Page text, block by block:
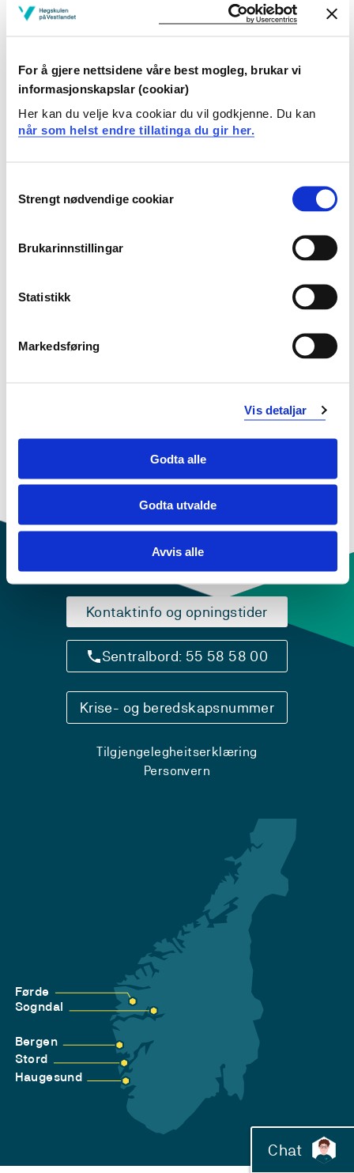
For å gjere nettsidene våre best mogleg, brukar vi
informasjonskapslar (cookiar)
Her kan du velje kva cookiar du vil godkjenne. Du kan
når som helst endre tillatinga du gir her.
Selection
Strengt nødvendige cookiar
Brukarinnstillingar
Statistikk
Markedsføring
Vis detaljar
Godta alle
Godta utvalde
Avvis alle
ING2043 Branndynamikk
ING2043 Branndynamikk
2021-2022
ING2043 Branndynamikk
ING2043 Branndynamikk
Kontaktinfo og opningstider
Sentralbord: 55 58 58 00
Krise- og beredskapsnummer
Tilgjengelegheitserklæring
Personvern
Førde
Sogndal
Bergen
Stord
Haugesund
Chat